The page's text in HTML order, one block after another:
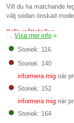
Vill du ha matchande
välj sedan önskad
…Visa mer info »
Kolla måttabellen
Storiek: 116
Storiek: 140
informera mignär
Storiek: 152
informera mignär
Storiek: 164